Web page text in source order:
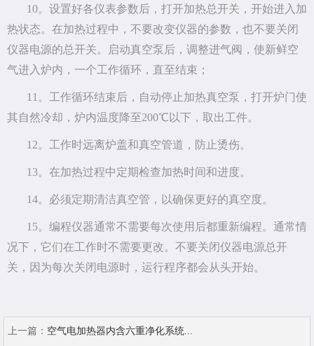
10。设置好各仪表参数后，打开加热总开关，开始进入加
热状态。在加热过程中，不要改变仪器的参数，也不要关闭
仪器电源的总开关。启动真空泵后，调整进气阀，使新鲜空
气进入炉内，一个工作循环，直至结束；
11。工作循环结束后，自动停止加热真空泵，打开炉门使
其自然冷却，炉内温度降至200℃以下，取出工件。
12。工作时远离炉盖和真空管道，防止烫伤。
13。在加热过程中定期检查加热时间和进度。
14。必须定期清洁真空管，以确保更好的真空度。
15。编程仪器通常不需要每次使用后都重新编程。通常情
况下，它们在工作时不需要更改。不要关闭仪器电源总开
关，因为每次关闭电源时，运行程序都会从头开始。
上一篇： 空气电加热器内含六重净化系统...